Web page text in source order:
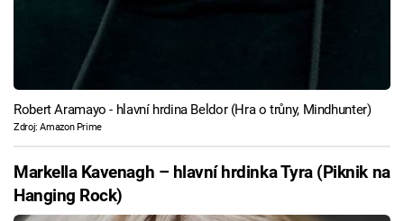
Robert Aramayo - hlavní hrdina Beldor (Hra o trůny, Mindhunter)
Zdroj: Amazon Prime
Markella Kavenagh – hlavní hrdinka Tyra (Piknik na
Hanging Rock)